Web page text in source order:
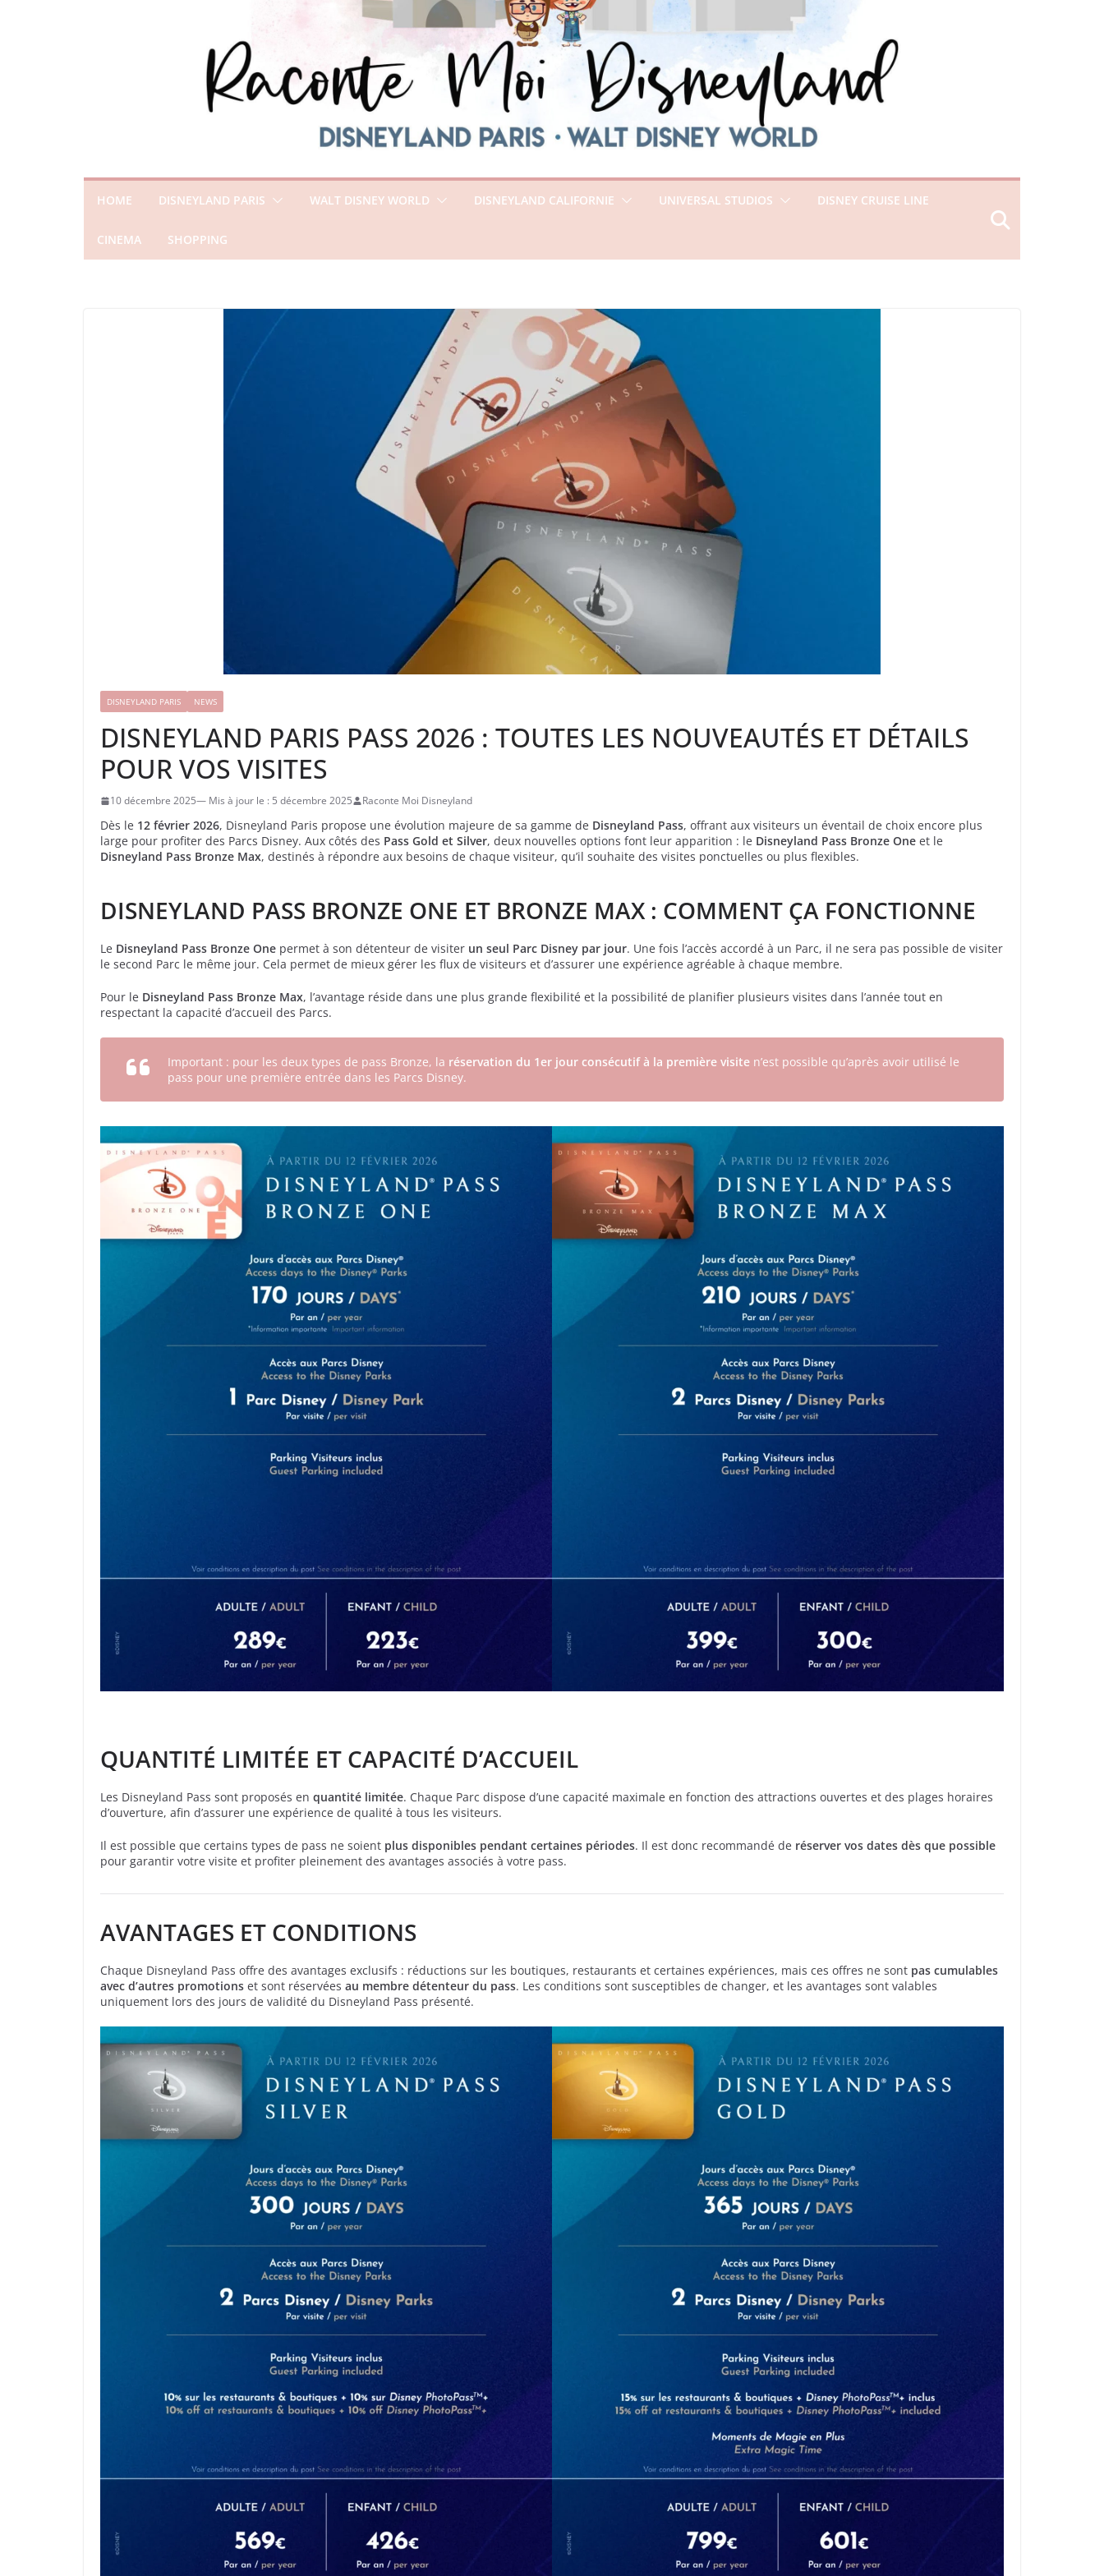
HOME DISNEYLAND PARIS WALT DISNEY WORLD DISNEYLAND CALIFORNIE UNIVERSAL STUDIOS DISNEY CRUISE LINE
CINEMA SHOPPING
DISNEYLAND PARIS NEWS
DISNEYLAND PARIS PASS 2026 : TOUTES LES NOUVEAUTÉS ET DÉTAILS
POUR VOS VISITES
10 décembre 2025 5 décembre 2025 Raconte Moi Disneyland
Dès le 12 février 2026, Disneyland Paris propose une évolution majeure de sa gamme de Disneyland Pass, offrant aux visiteurs un éventail de choix encore plus
large pour profiter des Parcs Disney. Aux côtés des Pass Gold et Silver, deux nouvelles options font leur apparition : le Disneyland Pass Bronze One et le
Disneyland Pass Bronze Max, destinés à répondre aux besoins de chaque visiteur, qu’il souhaite des visites ponctuelles ou plus flexibles.
DISNEYLAND PASS BRONZE ONE ET BRONZE MAX : COMMENT ÇA FONCTIONNE
Le Disneyland Pass Bronze One permet à son détenteur de visiter un seul Parc Disney par jour. Une fois l’accès accordé à un Parc, il ne sera pas possible de visiter
le second Parc le même jour. Cela permet de mieux gérer les flux de visiteurs et d’assurer une expérience agréable à chaque membre.
Pour le Disneyland Pass Bronze Max, l’avantage réside dans une plus grande flexibilité et la possibilité de planifier plusieurs visites dans l’année tout en
respectant la capacité d’accueil des Parcs.
Important : pour les deux types de pass Bronze, la réservation du 1er jour consécutif à la première visite n’est possible qu’après avoir utilisé le
pass pour une première entrée dans les Parcs Disney.
QUANTITÉ LIMITÉE ET CAPACITÉ D’ACCUEIL
Les Disneyland Pass sont proposés en quantité limitée. Chaque Parc dispose d’une capacité maximale en fonction des attractions ouvertes et des plages horaires
d’ouverture, afin d’assurer une expérience de qualité à tous les visiteurs.
Il est possible que certains types de pass ne soient plus disponibles pendant certaines périodes. Il est donc recommandé de réserver vos dates dès que possible
pour garantir votre visite et profiter pleinement des avantages associés à votre pass.
AVANTAGES ET CONDITIONS
Chaque Disneyland Pass offre des avantages exclusifs : réductions sur les boutiques, restaurants et certaines expériences, mais ces offres ne sont pas cumulables
avec d’autres promotions et sont réservées au membre détenteur du pass. Les conditions sont susceptibles de changer, et les avantages sont valables
uniquement lors des jours de validité du Disneyland Pass présenté.